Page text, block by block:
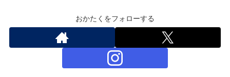
おかたくをフォローする